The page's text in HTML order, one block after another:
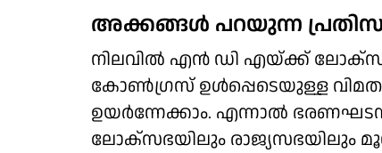
അക്കങ്ങള്‍ പറയുന്ന
നിലവില്‍ എന്‍ ഡി എയ്ക്ക്
കോൺഗ്രസ് ഉൾപ്പെടെയുള്ള വിമത
ഉയര്‍ന്നേക്കാം. എന്നാല്‍
ലോക്‌സഭയിലും രാജ്യസഭയിലും